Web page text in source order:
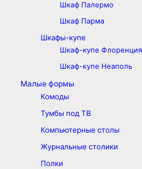
Шкаф Палермо
Шкаф Парма
Шкафы-купе
Шкаф-купе Флоренция
Шкаф-купе Неаполь
Малые формы
Комоды
Тумбы под ТВ
Компьютерные столы
Журнальные столики
Полки